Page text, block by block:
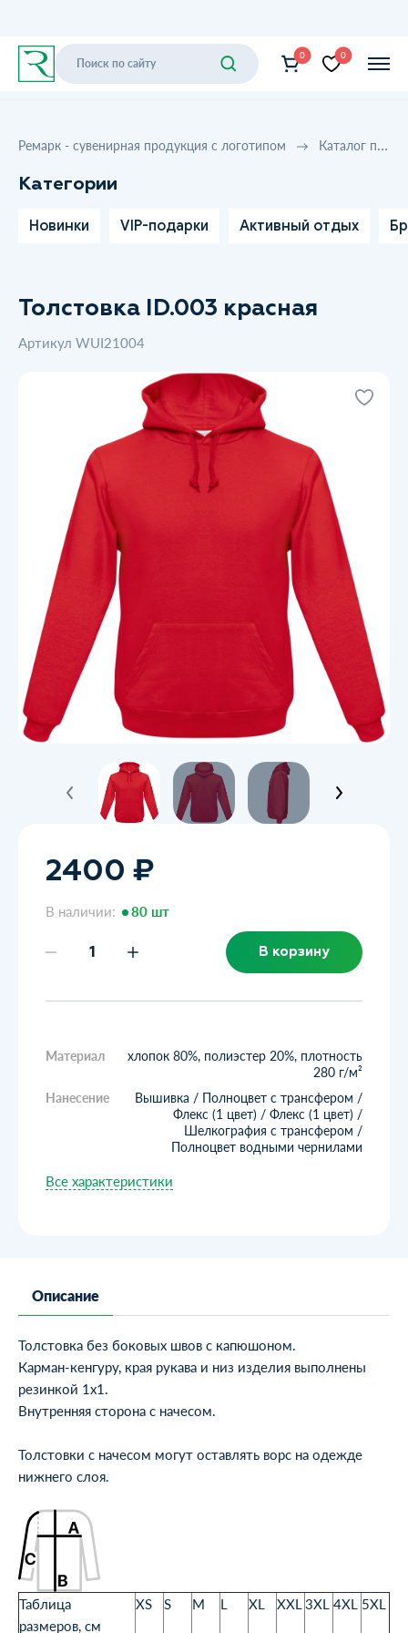
0 0
Ремарк - сувенирная продукция с логотипом Каталог продукции
Категории
Новинки VIP-подарки Активный отдых
Толстовка ID.003 красная
Артикул WUI21004
2400 ₽
В наличии: 80 шт
В корзину
Материал
хлопок 80%, полиэстер 20%, плотность
280 г/м²
Нанесение
Вышивка / Полноцвет с трансфером /
Флекс (1 цвет) / Флекс (1 цвет) /
Шелкография с трансфером /
Полноцвет водными чернилами
Все характеристики
Описание
Толстовка без боковых швов с капюшоном.
Карман-кенгуру, края рукава и низ изделия выполнены
резинкой 1х1.
Внутренняя сторона с начесом.
Толстовки с начесом могут оставлять ворс на одежде
нижнего слоя.
Таблица
размеров, см
XS S M L XL XXL 3XL 4XL 5XL